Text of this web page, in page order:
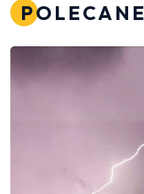
POLECANE